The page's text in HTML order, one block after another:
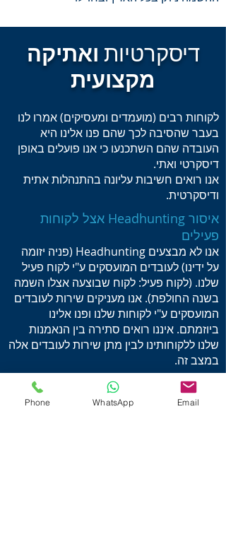
דיסקרטיות ואתיקה
מקצועית
לקוחות רבים (מועמדים ומעסיקים) אמרו לנו
בעבר שהסיבה לכך שהם פנו אלינו היא
העובדה שהם השתכנעו כי אנו פועלים באופן
דיסקרטי ואתי.
אנו רואים חשיבות עליונה בהתנהלות אתית
ודיסקרטית.
איסור Headhunting אצל לקוחות
פעילים
אנו לא מבצעים Headhunting (פניה יזומה
על ידינו) לעובדים המועסקים ע"י לקוח פעיל
שלנו. (לקוח פעיל: לקוח שבוצעה אצלו השמה
בשנה החולפת). אנו מעניקים שירות לעובדים
המועסקים ע"י לקוחות שלנו ופנו אלינו
ביוזמתם. איננו רואים סתירה בין הנאמנות
שלנו ללקוחותינו לבין מתן שירות לעובדים אלה
במצב זה.
Phone WhatsApp Email